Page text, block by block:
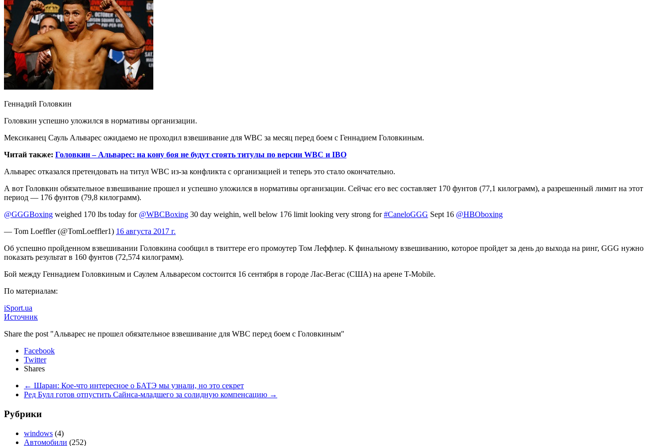
Геннадий Головкин
Головкин успешно уложился в нормативы организации.
Мексиканец Сауль Альварес ожидаемо не проходил взвешивание для WBC за месяц перед боем с Геннадием Головкиным.
Читай также: Головкин – Альварес: на кону боя не будут стоять титулы по версии WBC и IBO
Альварес отказался претендовать на титул WBC из-за конфликта с организацией и теперь это стало окончательно.
А вот Головкин обязательное взвешивание прошел и успешно уложился в нормативы организации. Сейчас его вес составляет 170 фунтов (77,1 килограмм), а разрешенный лимит на этот
период — 176 фунтов (79,8 килограмм).
@GGGBoxing weighed 170 lbs today for @WBCBoxing 30 day weighin, well below 176 limit looking very strong for#CaneloGGG Sept 16 @HBOboxing
— Tom Loeffler (@TomLoeffler1) 16 августа 2017 г.
Об успешно пройденном взвешивании Головкина сообщил в твиттере его промоутер Том Леффлер. К финальному взвешиванию, которое пройдет за день до выхода на ринг, GGG нужно
показать результат в 160 фунтов (72,574 килограмм).
Бой между Геннадием Головкиным и Саулем Альваресом состоится 16 сентября в городе Лас-Вегас (США) на арене T-Mobile.
По материалам:
iSport.ua
Источник
Share the post "Альварес не прошел обязательное взвешивание для WBC перед боем с Головкиным"
Facebook
Twitter
Shares
← Шаран: Кое-что интересное о БАТЭ мы узнали, но это секрет
Ред Булл готов отпустить Сайнса-младшего за солидную компенсацию →
Рубрики
windows (4)
Автомобили (252)